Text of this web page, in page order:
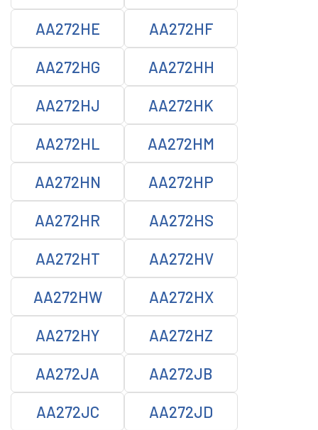
AA272HE AA272HF
AA272HG AA272HH
AA272HJ AA272HK
AA272HL AA272HM
AA272HN AA272HP
AA272HR AA272HS
AA272HT AA272HV
AA272HW AA272HX
AA272HY AA272HZ
AA272JA AA272JB
AA272JC AA272JD